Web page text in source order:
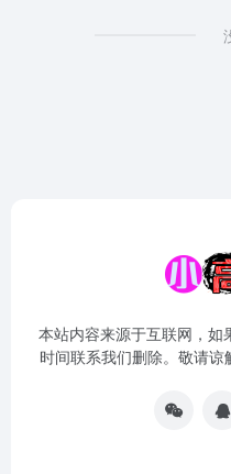
本站内容来源于互联网，
时间联系我们删除。敬请